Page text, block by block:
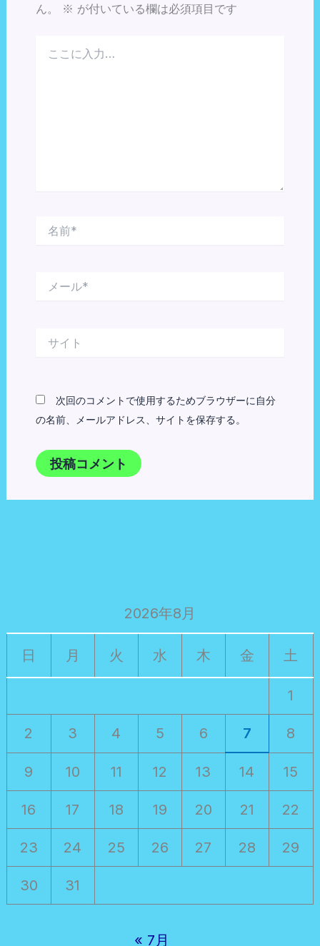
2026年8月
日 月 火 水 木 金 土
1
2 3 4 5 6 7 8
9 10 11 12 13 14 15
16 17 18 19 20 21 22
23 24 25 26 27 28 29
30 31
« 7月
ん。
※ が付いている欄は必須項目です
次回のコメントで使用するためブラウザーに自分
の名前、メールアドレス、サイトを保存する。